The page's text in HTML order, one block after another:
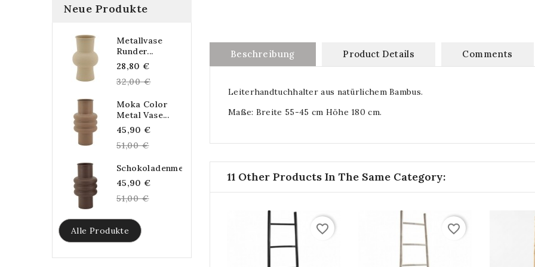
Neue Produkte
Metallvase
Runder...
28,80 €
price
32,00 €
Moka Color
Metal Vase...
45,90 €
51,00 €
Schokoladenmetallvase...
45,90 €
51,00 €
Alle Produkte
Beschreibung Product Details Comments
Leiterhandtuchhalter aus natürlichem Bambus.
Maße: Breite 55-45 cm Höhe 180 cm.
11 Other Products In The Same Category:
favorite_border favorite_border